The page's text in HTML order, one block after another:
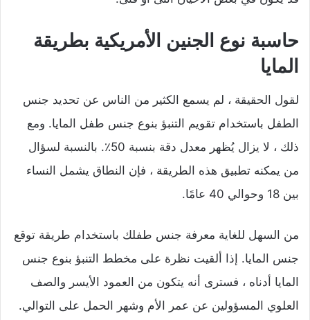
حاسبة نوع الجنين الأمريكية بطريقة
المايا
لقول الحقيقة ، لم يسمع الكثير من الناس عن تحديد جنس
الطفل باستخدام تقويم التنبؤ بنوع جنس طفل المايا. ومع
ذلك ، لا يزال يُظهر معدل دقة بنسبة 50٪. بالنسبة لسؤال
من يمكنه تطبيق هذه الطريقة ، فإن النطاق يشمل النساء
بين 18 وحوالي 40 عامًا.
من السهل للغاية معرفة جنس طفلك باستخدام طريقة توقع
جنس المايا. إذا ألقيت نظرة على مخطط التنبؤ بنوع جنس
المايا أدناه ، فسترى أنه يتكون من العمود الأيسر والصف
العلوي المسؤولين عن عمر الأم وشهر الحمل على التوالي.